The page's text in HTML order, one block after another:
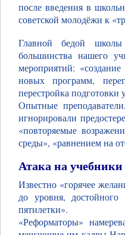
после введения в
советской молодёжи к
Главной бедой школы
большинства нашего
мероприятий:
новых программ,
перестройка подготовки
Опытные
игнорировали
«повторяемые
среды», «равнением на
Атака на учебники
Известно «горячее
до уровня, достойного
пятилетки».
«Реформаторы»